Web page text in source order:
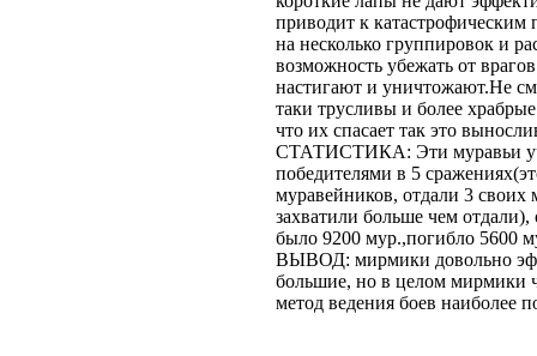
приводит к катастрофическим
на несколько группировок и
возможность убежать от
настигают и уничтожают.Не
таки трусливы и более
что их спасает так это
СТАТИСТИКА: Эти муравьи
победителями в 5
муравейников, отдали 3 своих
захватили больше чем
было 9200 мур.,погибло 5600
ВЫВОД: мирмики довольно
большие, но в целом мирмики
метод ведения боев наиболее